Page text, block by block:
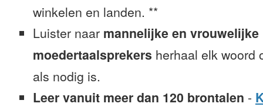
winkelen en landen. **
Luister naar mannelijke en vrouwelijke
moedertaalsprekers herhaal elk woord
als nodig is.
Leer vanuit meer dan 120 brontalen -